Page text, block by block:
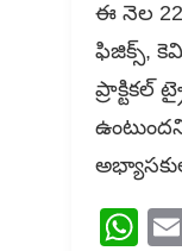
ఈ నెల
ఫిజిక్స్,
ప్రాక్టికల్